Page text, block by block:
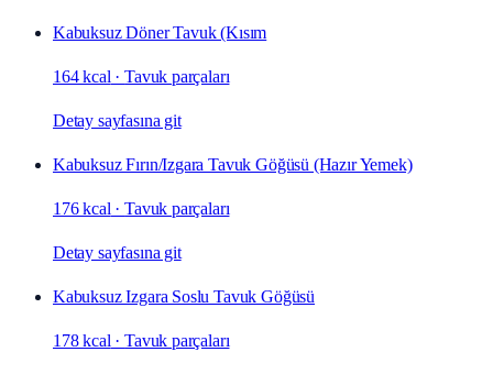
Kabuksuz Döner Tavuk (Kısım
164 kcal ·Tavuk parçaları
Detay sayfasına git
Kabuksuz Fırın/Izgara Tavuk Göğüsü (Hazır Yemek)
176 kcal ·Tavuk parçaları
Detay sayfasına git
Kabuksuz Izgara Soslu Tavuk Göğüsü
178 kcal ·Tavuk parçaları